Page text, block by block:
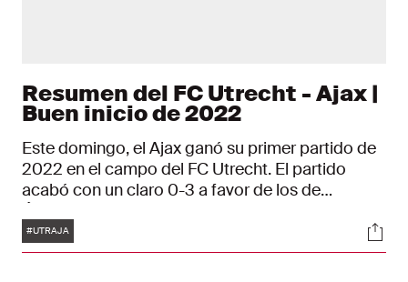
Resumen del FC Utrecht - Ajax |
Buen inicio de 2022
Este domingo, el Ajax ganó su primer partido de
2022 en el campo del FC Utrecht. El partido
acabó con un claro 0-3 a favor de los de
antiguo equipo, marcó el segundo y el tercer gol
del Ajax, después de que su compañero Antony
Etiquetas
#UTRAJA